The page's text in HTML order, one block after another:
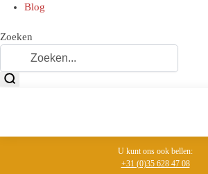
Blog
Zoeken
U kunt ons ook bellen:
+31 (0)35 628 47 08